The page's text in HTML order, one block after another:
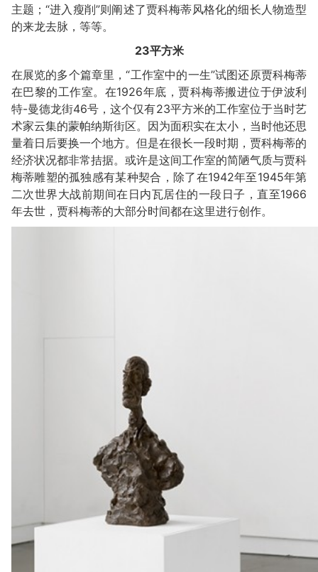
主题；“进入瘦削”则阐述了贾科梅蒂风格化的细长人物造型
的来龙去脉，等等。
23平方米
在展览的多个篇章里，“工作室中的一生”试图还原贾科梅蒂
在巴黎的工作室。在1926年底，贾科梅蒂搬进位于伊波利
特-曼德龙街46号，这个仅有23平方米的工作室位于当时艺
术家云集的蒙帕纳斯街区。因为面积实在太小，当时他还思
量着日后要换一个地方。但是在很长一段时期，贾科梅蒂的
经济状况都非常拮据。或许是这间工作室的简陋气质与贾科
梅蒂雕塑的孤独感有某种契合，除了在1942年至1945年第
二次世界大战前期间在日内瓦居住的一段日子，直至1966
年去世，贾科梅蒂的大部分时间都在这里进行创作。